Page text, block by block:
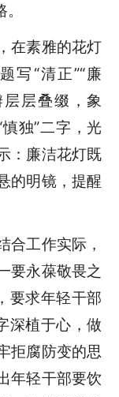
在素雅的花灯
写“清正”“廉
层叠缀，象
独”二字，光
：廉洁花灯既
的明镜，提醒
合工作实际，
要永葆敬畏之
要求年轻干部
深植于心，做
拒腐防变的思
年轻干部要饮